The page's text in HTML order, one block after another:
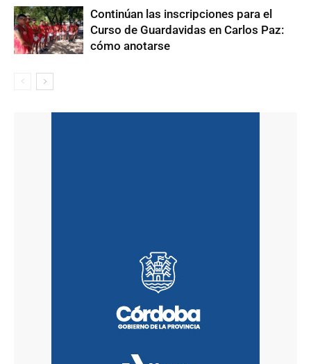
Continúan las inscripciones para el
Curso de Guardavidas en Carlos Paz:
cómo anotarse